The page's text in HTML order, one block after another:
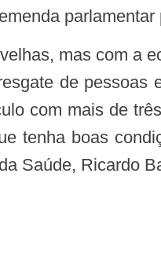
de
com mais de
tenha boas
Saúde, Ricardo